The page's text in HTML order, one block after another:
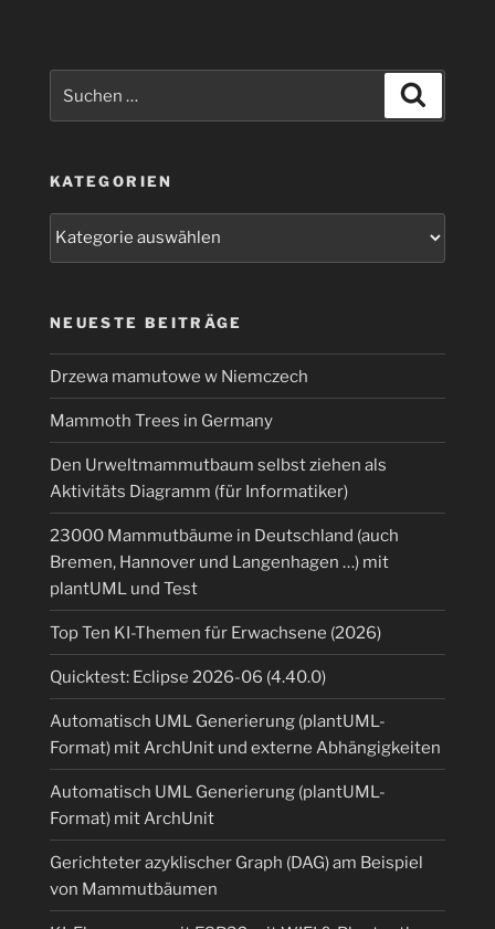
KATEGORIEN
NEUESTE BEITRÄGE
Drzewa mamutowe w Niemczech
Mammoth Trees in Germany
Den Urweltmammutbaum selbst ziehen als
Aktivitäts Diagramm (für Informatiker)
23000 Mammutbäume in Deutschland (auch
Bremen, Hannover und Langenhagen …) mit
plantUML und Test
Top Ten KI-Themen für Erwachsene (2026)
Quicktest: Eclipse 2026-06 (4.40.0)
Automatisch UML Generierung (plantUML-
Format) mit ArchUnit und externe Abhängigkeiten
Automatisch UML Generierung (plantUML-
Format) mit ArchUnit
Gerichteter azyklischer Graph (DAG) am Beispiel
von Mammutbäumen